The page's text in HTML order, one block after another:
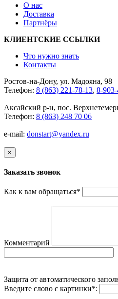
О нас
Доставка
Партнёры
КЛИЕНТСКИЕ ССЫЛКИ
Что нужно знать
Контакты
Ростов-на-Дону, ул. Мадояна, 98
Телефон: 8 (863) 221-78-13, 8-
Аксайский р-н, пос.
Телефон: 8 (863) 248 70 06
e-mail: donstart@yandex.ru
×
Заказать звонок
Как к вам обращаться*
Комментарий
Защита от автоматического
Введите слово с картинки*: